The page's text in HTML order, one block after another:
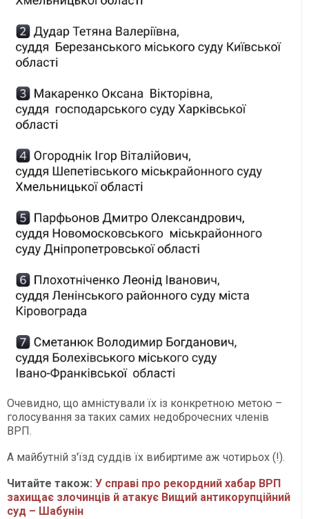
Очевидно, що амністували їх із конкретною метою –
голосування за таких самих недоброчесних членів
ВРП.
А майбутній з'їзд суддів їх вибиртиме аж чотирьох (!).
Читайте також: У справі про рекордний хабар ВРП
захищає злочинців й атакує Вищий антикорупційний
суд – Шабунін